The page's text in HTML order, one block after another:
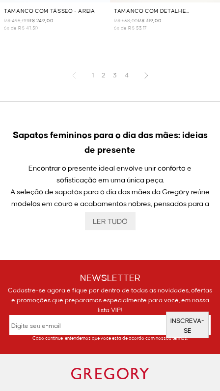
TAMANCO COM TÁSSEO - AREIA
R$ 498,00R$ 249,00
6x de R$ 41,50
TAMANCO COM DETALHE
TRANÇADO - DOURADO
R$ 638,00R$ 319,00
6x de R$ 53,17
1 2 3 4
Sapatos femininos para o dia das mães: ideias
de presente
Encontrar o presente ideal envolve unir conforto e
sofisticação em uma única peça.
A seleção de sapatos para o dia das mães da Gregory reúne
modelos em couro e acabamentos nobres, pensados para a
Por que garantir sapatos para o dia das mães na
Gregory?
Presentear com um sapato Gregory é oferecer durabilidade e
design atemporal para quem você ama. Nossas peças são
A versatilidade é um pilar central, permitindo que cada
LER TUDO
NEWSLETTER
Cadastre-se agora e fique por dentro de todas as novidades, ofertas
e promoções que preparamos especialmente para você, em nossa
lista VIP!
INSCREVA-
SE
Caso continue, entendemos que você está de acordo com nossos termos.